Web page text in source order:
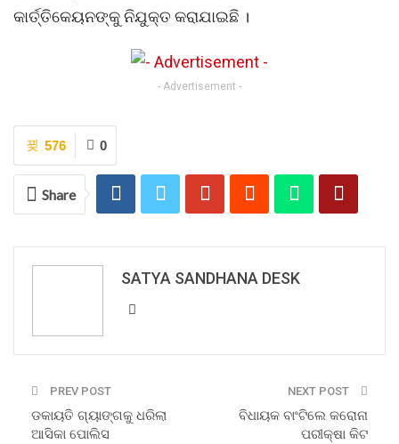
କାର୍ତ୍ତିକେୟନଙ୍କୁ ନିଯୁକ୍ତ କରାଯାଇଛି ।
- Advertisement -
0
576
Share
SATYA SANDHANA DESK
PREV POST
ଡକାୟତି ଗ୍ୟାଙ୍ଗକୁ ଧରିଲା
ଆସିକା ପୋଲିସ
NEXT POST
ବିଧାୟକ ବାଂଟିଲେ କରୋନା
ପରୀକ୍ଷା କିଟ